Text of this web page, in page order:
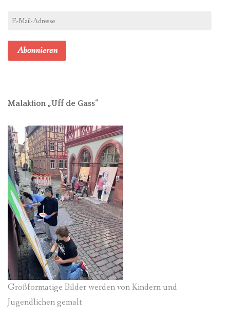
E-
Abonnieren
Malaktion „Uff de Gass“
Großformatige Bilder werden von Kindern und
Jugendlichen gemalt